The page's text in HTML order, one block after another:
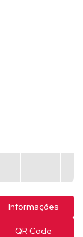
Informações
QR Code